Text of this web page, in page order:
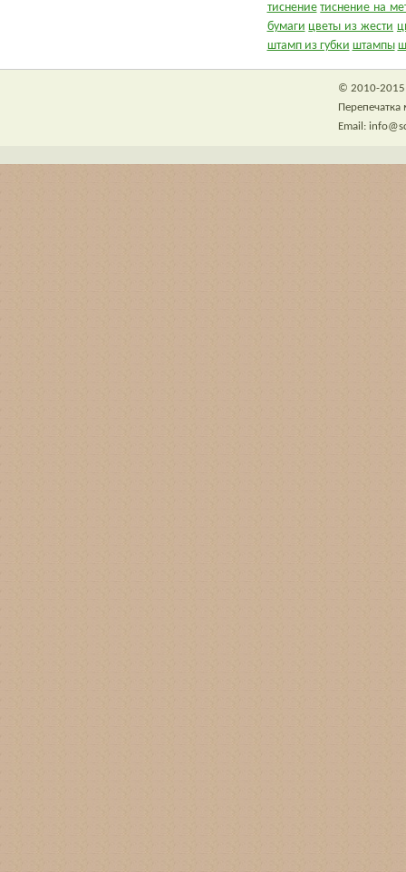
тиснение тиснение на
бумаги цветы из жести
штамп из губки штампы
© 2010-2015
Email: